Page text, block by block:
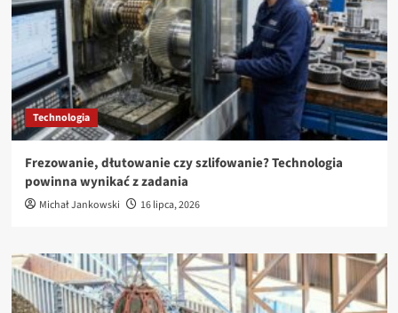
Technologia
Frezowanie, dłutowanie czy szlifowanie? Technologia
powinna wynikać z zadania
Michał Jankowski 16 lipca, 2026